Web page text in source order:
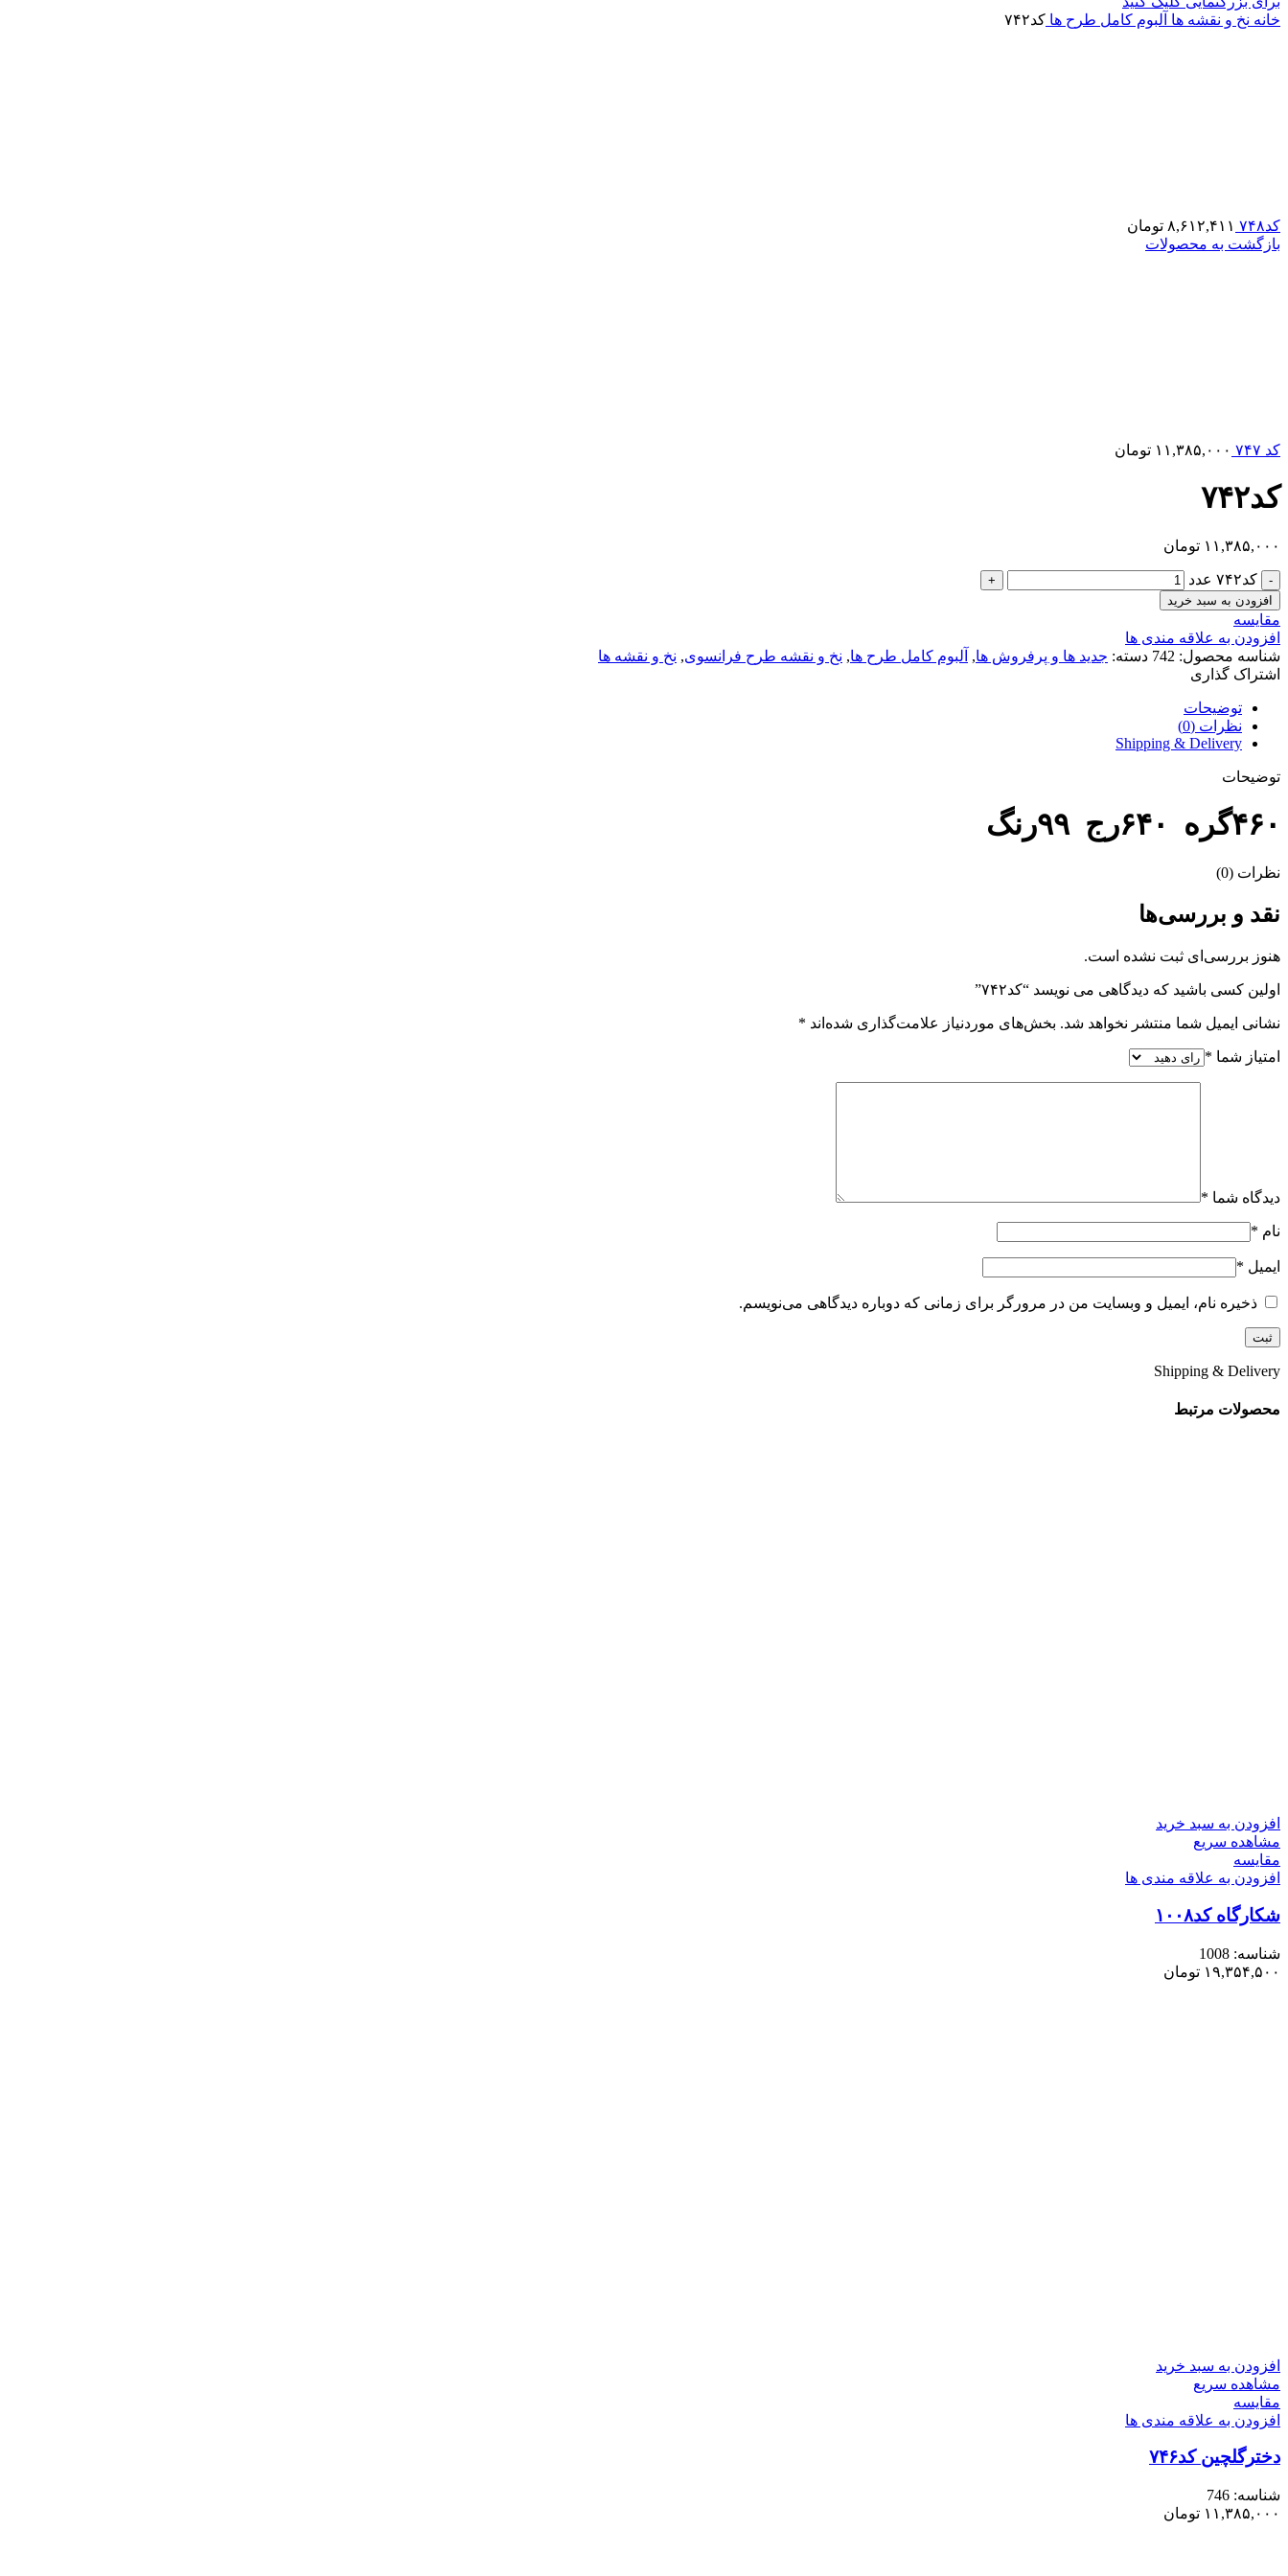
خانه نخ و نقشه ها آلبوم کامل طرح ها کد۷۴۲
کد۷۴۸ ۸,۶۱۲,۴۱۱ تومان
بازگشت به محصولات
کد ۷۴۷ ۱۱,۳۸۵,۰۰۰ تومان
کد۷۴۲
۱۱,۳۸۵,۰۰۰ تومان
کد۷۴۲ عدد
افزودن به سبد خرید
مقایسه
افزودن به علاقه مندی ها
شناسه محصول: 742 دسته: جدید ها و پرفروش ها, آلبوم کامل طرح ها, نخ و نقشه طرح فرانسوی, نخ و نقشه ها
اشتراک گذاری
توضیحات
نظرات (0)
Shipping & Delivery
توضیحات
۴۶۰گره ۶۴۰رج ۹۹رنگ
نظرات (0)
نقد و بررسی‌ها
هنوز بررسی‌ای ثبت نشده است.
اولین کسی باشید که دیدگاهی می نویسد “کد۷۴۲”
نشانی ایمیل شما منتشر نخواهد شد. بخش‌های موردنیاز علامت‌گذاری شده‌اند *
امتیاز شما *
دیدگاه شما *
نام *
ایمیل *
ذخیره نام، ایمیل و وبسایت من در مرورگر برای زمانی که دوباره دیدگاهی می‌نویسم.
Shipping & Delivery
محصولات مرتبط
افزودن به سبد خرید
مشاهده سریع
مقایسه
افزودن به علاقه مندی ها
شکارگاه کد۱۰۰۸
شناسه: 1008
۱۹,۳۵۴,۵۰۰ تومان
افزودن به سبد خرید
مشاهده سریع
مقایسه
افزودن به علاقه مندی ها
دخترگلچین کد۷۴۶
شناسه: 746
۱۱,۳۸۵,۰۰۰ تومان